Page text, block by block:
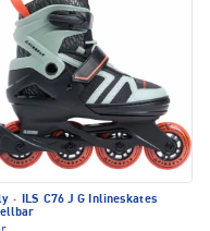
SET ERHÄLTLICH
· ILS C76 J G Inlineskates